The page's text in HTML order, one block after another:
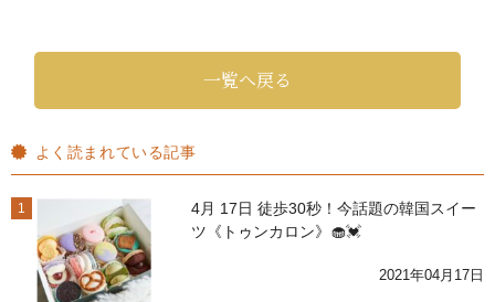
一覧へ戻る
よく読まれている記事
1
4月 17日 徒歩30秒！今話題の韓国スイー
ツ《トゥンカロン》🧁💓
2021年04月17日